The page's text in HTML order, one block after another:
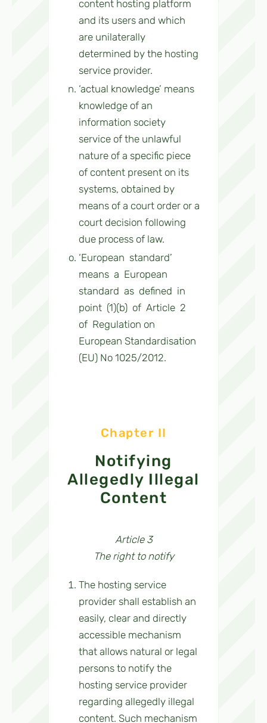
content hosting platform
and its users and which
are unilaterally
determined by the hosting
service provider.
‘actual knowledge’ means
knowledge of an
information society
service of the unlawful
nature of a specific piece
of content present on its
systems, obtained by
means of a court order or a
court decision following
due process of law.
‘European standard’
means a European
standard as defined in
point (1)(b) of Article 2
of Regulation on
European Standardisation
(EU) No 1025/2012.
Chapter II
Notifying
Allegedly Illegal
Content
Article 3
The right to notify
The hosting service
provider shall establish an
easily, clear and directly
accessible mechanism
that allows natural or legal
persons to notify the
hosting service provider
regarding allegedly illegal
content. Such mechanism